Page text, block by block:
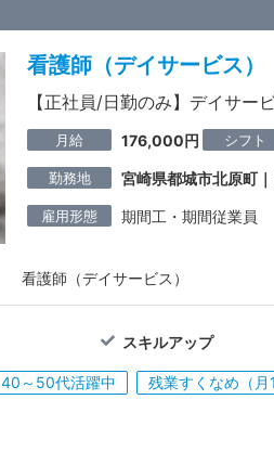
看護師（デイサービス）
【正社員/日勤のみ】デイサー
月給 176,000円 シフト
勤務地 宮崎県都城市北原町
雇用形態 期間工・期間従業員
看護師（デイサービス）
スキルアップ
40～50代活躍中 残業すくなめ（月